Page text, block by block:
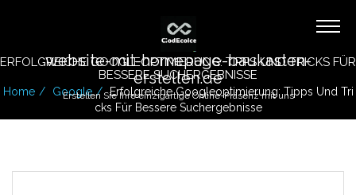
website-mit-homepage-baukasten-
erstellen.de
Erstellen Sie Ihre einzigartige Online-Präsenz mit uns
ERFOLGREICHE GOOGLEOPTIMIERUNG: TIPPS UND TRICKS FÜR
BESSERE SUCHERGEBNISSE
Home Google
Erfolgreiche Googleoptimierung: Tipps Und Tri
Cks Für Bessere Suchergebnisse